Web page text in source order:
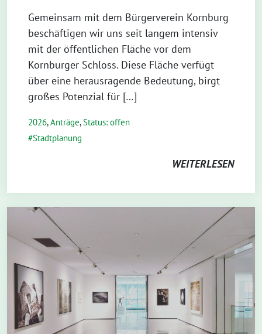
Gemeinsam mit dem Bürgerverein Kornburg
beschäftigen wir uns seit langem intensiv
mit der öffentlichen Fläche vor dem
Kornburger Schloss. Diese Fläche verfügt
über eine herausragende Bedeutung, birgt
großes Potenzial für […]
2026,Anträge,Status: offen
Stadtplanung
WEITERLESEN